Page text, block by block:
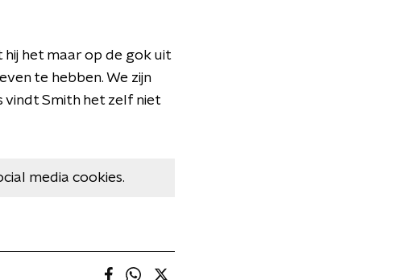
het maar op de gok uit
te hebben. We zijn
vindt Smith het zelf niet
media cookies.